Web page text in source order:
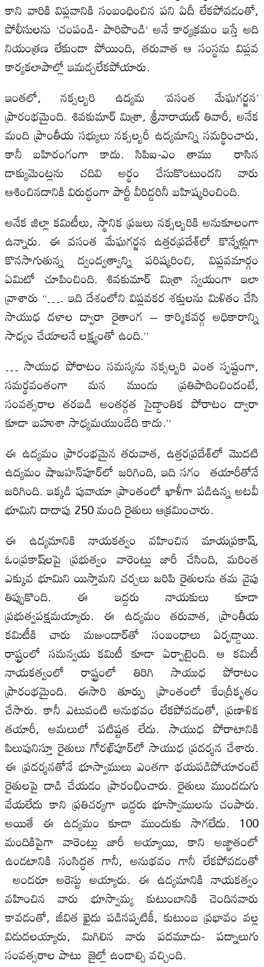
కాని వారికి విప్లవానికి సంబంధించిన పని ఏదీ లేకపోవడంతో,
పోలీసులను ‘చంపండి- పారిపొండి’ అనే కార్యక్రమం ఇస్తే అది
నియంత్రణ లేకుండా పోయింది, తరువాత ఆ సంస్థను విప్లవ
కార్యకలాపాల్లో ఇమడ్చలేకపోయారు.
ఇంతలో, నక్సల్బరి ఉద్యమ ‘వసంత మేఘగర్జన’
ప్రారంభమైంది. శివకుమార్ మిశ్రా, శ్రీనారాయణ్ తివారీ, అనేక
మంది ప్రాంతీయ సభ్యులు నక్సల్బరీ ఉద్యమాన్ని సమర్థించారు,
కానీ బహిరంగంగా కాదు. సిపిఐ-ఎం తాము రాసిన
డాక్యుమెంట్లను చదివి అర్థం చేసుకొంటుందని వారు
ఆశించినదానికి విరుద్ధంగా పార్టీ వీరిద్దరినీ బహిష్కరించింది.
అనేక జిల్లా కమిటీలు, స్థానిక ప్రజలు నక్సల్బరికి అనుకూలంగా
ఉన్నారు. ఈ వసంత మేఘగర్జన ఉత్తరప్రదేశ్‌లో కొన్నేళ్లుగా
కొనసాగుతున్న ద్వంద్వత్వాన్ని పరిష్కరించి, విప్లవమార్గం
ఏమిటో చూపించింది. శివకుమార్ మిశ్రా స్వయంగా ఇలా
వ్రాశారు “…. ఇది దేశంలోని విప్లవకర శక్తులను మిళితం చేసి
సాయుధ దళాల ద్వారా రైతాంగ – కార్మికవర్గ అధికారాన్ని
సాధ్యం చేయాలనే లక్ష్యంతో ఉంది.”
… సాయుధ పోరాటం సమస్యను నక్సల్బరి ఎంత స్పష్టంగా,
సమర్థవంతంగా మన ముందు ప్రతిపాదించిందంటే,
సంవత్సరాల తరబడి అంతర్గత సైద్ధాంతిక పోరాటం ద్వారా
కూడా బహుశా సాధ్యమయుండేది కాదు.”
ఈ ఉద్యమం ప్రారంభమైన తరువాత, ఉత్తరప్రదేశ్‌లో మొదటి
ఉద్యమం షాజహన్‌పూర్‌లో జరిగింది, ఇది సగం తయారీతోనే
జరిగింది. ఇక్కడి పువాయా ప్రాంతంలో ఖాళీగా పడిఉన్న అటవీ
భూమిని దాదాపు 250 మంది రైతులు ఆక్రమించారు.
ఈ ఉద్యమానికి నాయకత్వం వహించిన మాయప్రకాష్,
ఓంప్రకాష్‌లపై ప్రభుత్వం వారెంట్లు జారీ చేసింది, మరింత
ఎక్కువ భూమిని యిస్తామని చర్చలు జరిపి రైతులను తమ వైపు
తిప్పుకొంది. ఈ ఇద్దరు నాయకులు కూడా
ప్రభుత్వపక్షమయ్యారు. ఈ ఉద్యమం తరువాత, ప్రాంతీయ
కమిటీకి చారు మజుందార్‌తో సంబంధాలు ఏర్పడ్డాయి.
రాష్ట్రంలో సమన్వయ కమిటీ కూడా ఏర్పాటైంది. ఆ కమిటీ
నాయకత్వంలో రాష్ట్రంలో తిరిగి సాయుధ పోరాటం
ప్రారంభమైంది. ఈసారి తూర్పు ప్రాంతంలో కేంద్రీకృతం
చేసారు. కానీ ఎటువంటి అనుభవం లేకపోవడంతో, ప్రణాళిక
తయారీ, అమలులో పటిష్టత లేదు. సాయుధ పోరాటానికి
పిలుపునిస్తూ రైతులు గోరఖ్‌పూర్‌లో సాయుధ ప్రదర్శన చేశారు.
ఈ ప్రదర్శనతోనే భూస్వాములు ఎంతగా భయపడిపోయారంటే
రైతులపై దాడి చేయడం ప్రారంభించారు. రైతులు ముందడుగు
వేయలేదు కాని ప్రతిచర్యగా ఇద్దరు భూస్వాములను చంపారు.
అయితే ఈ ఉద్యమం కూడా ముందుకు సాగలేదు. 100
మందికిపైగా వారెంట్లు జారీ అయ్యాయి, కాని అజ్ఞాతంలో
ఉండటానికి సంసిద్ధత గానీ, అనుభవం గానీ లేకపోవడంతో
అందరూ అరెస్టు అయ్యారు. ఈ ఉద్యమానికి నాయకత్వం
వహించిన వారు భూస్వామ్య కుటుంబానికి చెందినవారు
కావడంతో, జీవిత ఖైదు పడినప్పటికీ, కుటుంబ ప్రభావం వల్ల
విడుదలయ్యారు, మిగిలిన వారు పదమూడు- పద్నాలుగు
సంవత్సరాల పాటు జైల్లో ఉండాల్సి వచ్చింది.